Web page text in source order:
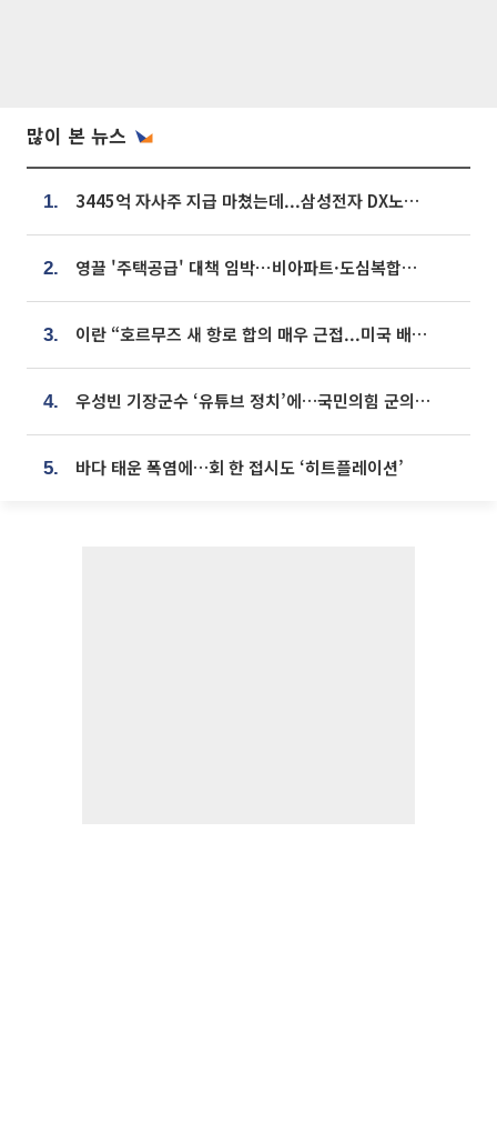
많이 본 뉴스
1. 3445억 자사주 지급 마쳤는데...삼성전자 DX노조, 뒤늦은 '떼쓰기 집회'
2. 영끌 '주택공급' 대책 임박⋯비아파트·도심복합까지 총동원
3. 이란 “호르무즈 새 항로 합의 매우 근접...미국 배상 먼저”
4. 우성빈 기장군수 ‘유튜브 정치’에…국민의힘 군의원들 집단 반발
5. 바다 태운 폭염에…회 한 접시도 ‘히트플레이션’